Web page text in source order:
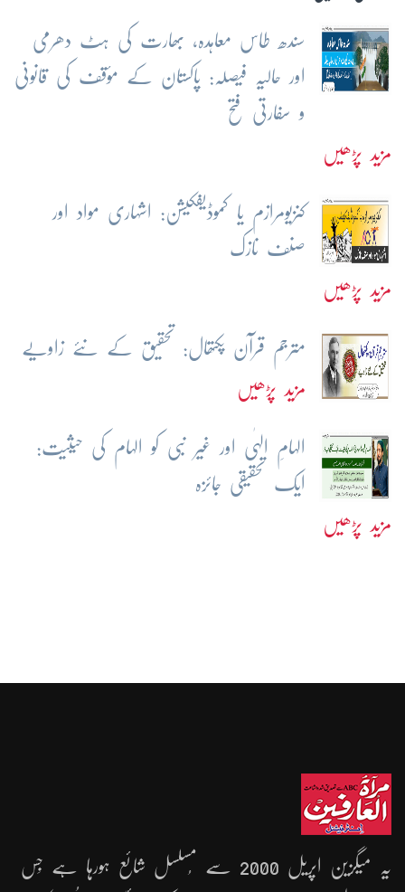
سندھ طاس معاہدہ، بھارت کی ہٹ دھرمی
اور حالیہ فیصلہ: پاکستان کے مؤقف کی قانونی
و سفارتی فتح
مزید پڑھیں
کنزیومرازم یا کموڈیفکیشن: اشہاری مواد اور
صنف نازک
مزید پڑھیں
مترجم قرآن پکتھال: تحقیق کے نئے زاویے
مزید پڑھیں
الہامِ الہٰی اور غیر نبی کو الہام کی حیثیت:
ایک تحقیقی جائزہ
مزید پڑھیں
یہ میگزین اپریل 2000 سے مُسلسل شائع ہورہا ہے جِس